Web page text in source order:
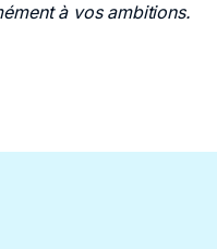
à vos ambitions.